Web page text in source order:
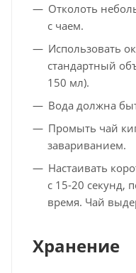
Отколоть
с чаем.
Использовать
стандартный
150 мл).
Вода должна
Промыть чай
завариванием.
Настаивать
с 15-20 секунд,
время. Чай
Хранение